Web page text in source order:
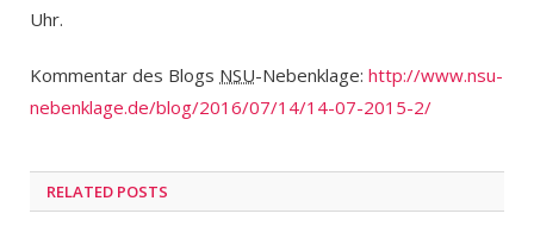
Uhr.
Kommentar des Blogs NSU-Nebenklage: http://www.nsu-
nebenklage.de/blog/2016/07/14/14-07-2015-2/
RELATED POSTS